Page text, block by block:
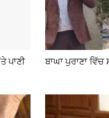
ਪਾਣੀ
ਬਾਘਾ ਪੁਰਾਣਾ